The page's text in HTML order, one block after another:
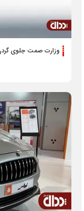
وزارت صمت جلوی گردن